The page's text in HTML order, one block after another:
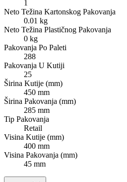
1
Neto Težina Kartonskog Pakovanja
0.01 kg
Neto Težina Plastičnog Pakovanja
0 kg
Pakovanja Po Paleti
288
Pakovanja U Kutiji
25
Širina Kutije (mm)
450 mm
Širina Pakovanja (mm)
285 mm
Tip Pakovanja
Retail
Visina Kutije (mm)
400 mm
Visina Pakovanja (mm)
45 mm